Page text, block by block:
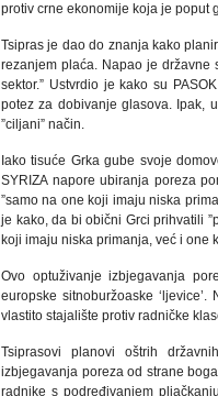
protiv crne ekonomije koja je poput
Tsipras je dao do znanja kako
rezanjem plaća. Napao je državne
sektor.” Ustvrdio je kako su
potez za dobivanje glasova. Ipak,
”ciljani” način.
Iako tisuće Grka gube svoje
SYRIZA napore ubiranja poreza
”samo na one koji imaju niska
je kako, da bi obični Grci prihvatili
koji imaju niska primanja, već i one
Ovo optuživanje izbjegavanja
europske sitnoburžoaske
vlastito stajalište protiv radničke
Tsiprasovi planovi oštrih
izbjegavanja poreza od strane
radnike s podređivanjem